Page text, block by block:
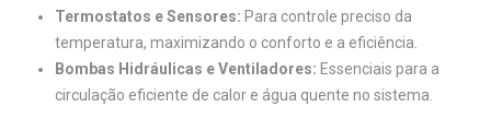
Termostatos e Sensores: Para controle preciso da
temperatura, maximizando o conforto e a eficiência.
Bombas Hidráulicas e Ventiladores: Essenciais para a
circulação eficiente de calor e água quente no sistema.